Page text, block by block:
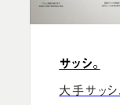
サッシ。
大手サッ